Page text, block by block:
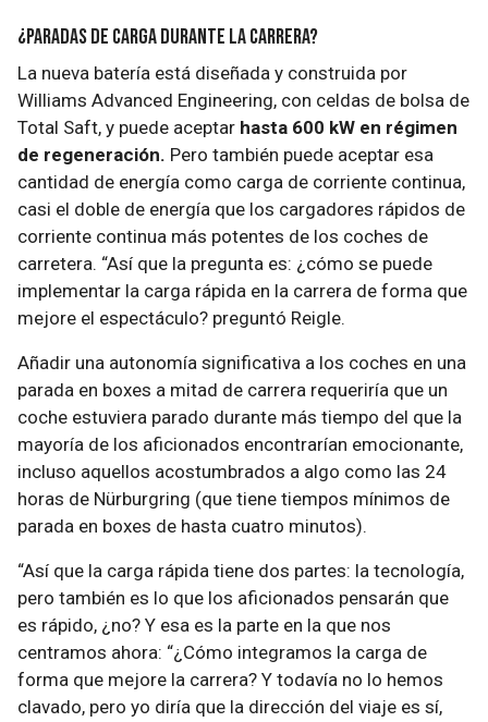
¿Paradas de carga durante la carrera?
La nueva batería está diseñada y construida por
Williams Advanced Engineering, con celdas de bolsa de
Total Saft, y puede aceptar hasta 600 kW en régimen
de regeneración. Pero también puede aceptar esa
cantidad de energía como carga de corriente continua,
casi el doble de energía que los cargadores rápidos de
corriente continua más potentes de los coches de
carretera. “Así que la pregunta es: ¿cómo se puede
implementar la carga rápida en la carrera de forma que
mejore el espectáculo? preguntó Reigle.
Añadir una autonomía significativa a los coches en una
parada en boxes a mitad de carrera requeriría que un
coche estuviera parado durante más tiempo del que la
mayoría de los aficionados encontrarían emocionante,
incluso aquellos acostumbrados a algo como las 24
horas de Nürburgring (que tiene tiempos mínimos de
parada en boxes de hasta cuatro minutos).
“Así que la carga rápida tiene dos partes: la tecnología,
pero también es lo que los aficionados pensarán que
es rápido, ¿no? Y esa es la parte en la que nos
centramos ahora: “¿Cómo integramos la carga de
forma que mejore la carrera? Y todavía no lo hemos
clavado, pero yo diría que la dirección del viaje es sí,